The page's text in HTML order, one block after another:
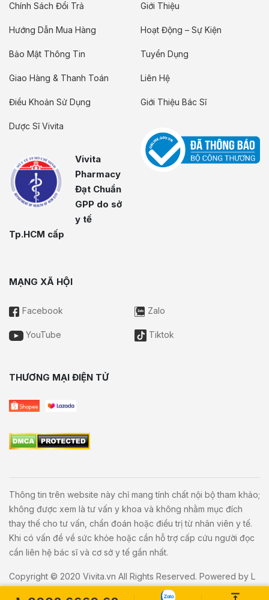
Chính Sách Đổi Trả
Hướng Dẫn Mua Hàng
Bảo Mật Thông Tin
Giao Hàng & Thanh Toán
Điều Khoản Sử Dụng
Dược Sĩ Vivita
Vivita
Pharmacy
Đạt Chuẩn
GPP do sở
y tế
Tp.HCM cấp
Giới Thiệu
Hoạt Động – Sự Kiện
Tuyển Dụng
Liên Hệ
Giới Thiệu Bác Sĩ
MẠNG XÃ HỘI
Facebook Zalo
YouTube Tiktok
THƯƠNG MẠI ĐIỆN TỬ
Thông tin trên website này chỉ mang tính chất nội bộ tham khảo;
không được xem là tư vấn y khoa và không nhằm mục đích
thay thế cho tư vấn, chẩn đoán hoặc điều trị từ nhân viên y tế.
Khi có vấn đề về sức khỏe hoặc cần hỗ trợ cấp cứu người đọc
cần liên hệ bác sĩ và cơ sở y tế gần nhất.
Copyright © 2020 Vivita.vn All Rights Reserved. Powered by L